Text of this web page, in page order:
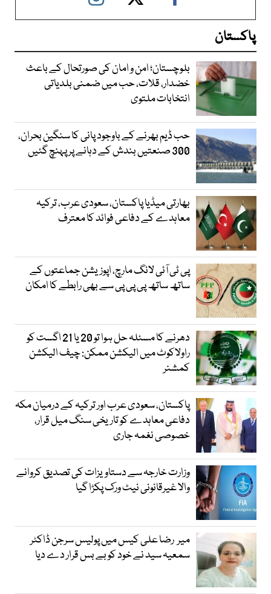
پاکستان
بلوچستان؛ امن و امان کی صورتحال کے باعث
خضدار، قلات، حب میں ضمنی بلدیاتی
انتخابات ملتوی
حب ڈیم بھرنے کے باوجود پانی کا سنگین بحران،
300 صنعتیں بندش کے دہانے پر پہنچ گئیں
بھارتی میڈیا پاکستان، سعودی عرب، ترکیہ
معاہدے کے دفاعی فوائد کا معترف
پی ٹی آئی لانگ مارچ، اپوزیشن جماعتوں کے
ساتھ ساتھ پی پی پی سے بھی رابطے کا امکان
دھرنے کا مسئلہ حل ہوا تو 20 یا 21 اگست کو
راولاکوٹ میں الیکشن ممکن: چیف الیکشن
کمشنر
پاکستان، سعودی عرب اور ترکیہ کے درمیان مکہ
دفاعی معاہدے کو تاریخی سنگ میل قرار،
خصوصی نغمہ جاری
وزارت خارجہ سے دستاویزات کی تصدیق کروانے
والا غیرقانونی نیٹ ورک پکڑا گیا
میر رضا علی کیس میں پولیس سرجن ڈاکٹر
سمعیہ سید نے خود کو بے بس قرار دے دیا